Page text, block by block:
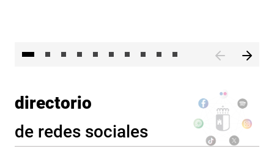
directorio
de redes sociales